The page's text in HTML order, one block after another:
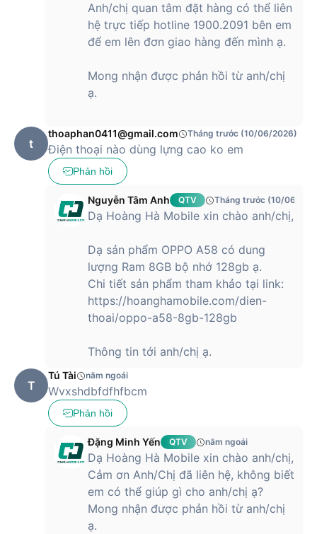
Anh/chị quan tâm đặt hàng có thể liên
hệ trực tiếp hotline 1900.2091 bên em
để em lên đơn giao hàng đến mình ạ.
Mong nhận được phản hồi từ anh/chị
ạ.
t
thoaphan0411@gmail.com Tháng trước (10/06/2026)
Điện thoại nào dùng lựng cao ko em
Phản hồi
Nguyễn Tâm Anh QTV Tháng trước (10/06/
Dạ Hoàng Hà Mobile xin chào anh/chị,
Dạ sản phẩm OPPO A58 có dung
lượng Ram 8GB bộ nhớ 128gb ạ.
Chi tiết sản phẩm tham khảo tại link:
https://hoanghamobile.com/dien-
thoai/oppo-a58-8gb-128gb
Thông tin tới anh/chị ạ.
T
Tú Tài năm ngoái
Wvxshdbfdfhfbcm
Phản hồi
Đặng Minh Yến QTV năm ngoái
Dạ Hoàng Hà Mobile xin chào anh/chị,
Cảm ơn Anh/Chị đã liên hệ, không biết
em có thể giúp gì cho anh/chị ạ?
Mong nhận được phản hồi từ anh/chị
ạ.